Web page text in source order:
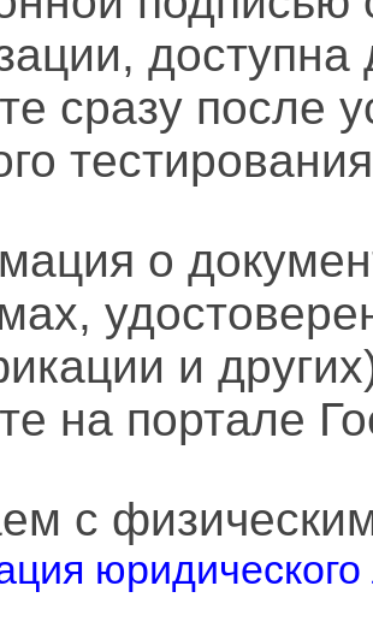
сразу после
о
и
на портале
с